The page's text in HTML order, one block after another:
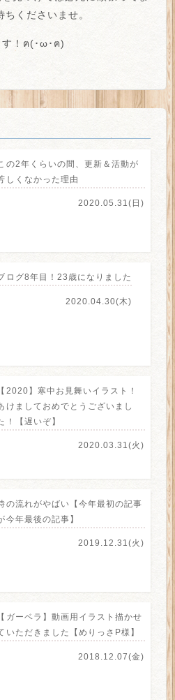
くださいませ。
す！ฅ(･ω･ฅ)
の2年くらいの間、更新＆活動が
しくなかった理由
2020.05.31(日)
ログ8年目！23歳になりました
2020.04.30(木)
【2020】寒中お見舞いイラスト！
けましておめでとうございまし
！【遅いぞ】
2020.03.31(火)
の流れがやばい【今年最初の記事
今年最後の記事】
2019.12.31(火)
【ガーベラ】動画用イラスト描かせ
いただきました【めりっさP様】
2018.12.07(金)